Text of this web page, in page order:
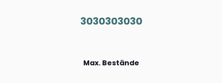
3030303030
Max. Bestände